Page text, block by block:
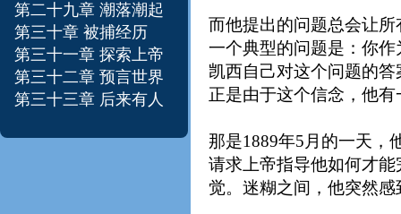
而他提出的问题总会让
一个典型的问题是：你
凯西自己对这个问题的
正是由于这个信念，他
那是1889年5月的一天，
请求上帝指导他如何才
觉。迷糊之间，他突然
第二十九章 潮落潮起
第三十章 被捕经历
第三十一章 探索上帝
第三十二章 预言世界
第三十三章 后来有人